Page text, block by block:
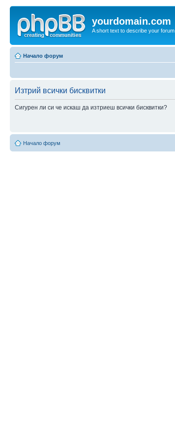
yourdomain.com
A short text to describe your forum
Начало форум
Изтрий всички бисквитки
Сигурен ли си че искаш да изтриеш всички бисквитки?
Начало форум